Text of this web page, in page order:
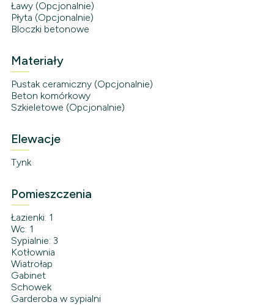
Ławy (Opcjonalnie)
Płyta (Opcjonalnie)
Bloczki betonowe
Materiały
Pustak ceramiczny (Opcjonalnie)
Beton komórkowy
Szkieletowe (Opcjonalnie)
Elewacje
Tynk
Pomieszczenia
Łazienki: 1
Wc: 1
Sypialnie: 3
Kotłownia
Wiatrołap
Gabinet
Schowek
Garderoba w sypialni